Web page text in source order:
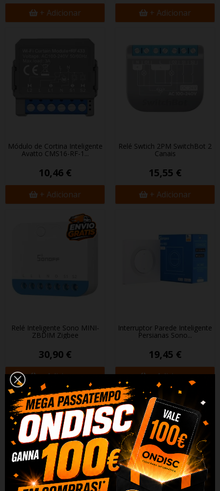
+ Adicionar + Adicionar
Módulo de Cortina Inteligente
Avatto CMS16-RF-1...
10,46 €
+ Adicionar
Relé Swtich 2PM SwitchBot 2
Canais
15,55 €
+ Adicionar
Relé Inteligente Sonoff MINI-
ZBDIM Zigbee
30,90 €
+ Adicionar
Interruptor Parede Inteligente
Persianas Sonoff...
19,45 €
+ Adicionar